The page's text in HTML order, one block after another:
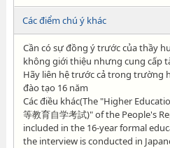
Các điểm chú ý khác
Cần có sự đồng ý trước của thầy
không giới thiệu nhưng cung cấp
Hãy liên hệ trước cả trong trường
đào tạo 16 năm
Các điều khác(The "Higher
等教育自学考試)" of the People's
included in the 16-year formal
the interview is conducted in